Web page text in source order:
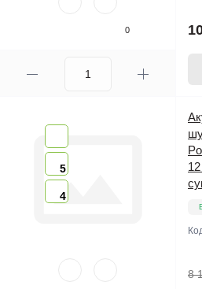
0
5
4
8